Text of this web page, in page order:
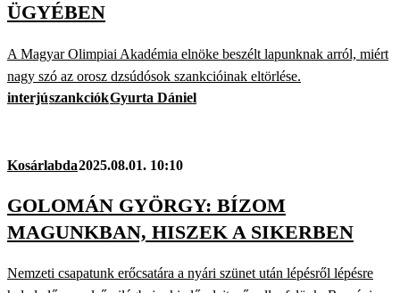
ÜGYÉBEN
A Magyar Olimpiai Akadémia elnöke beszélt lapunknak arról, miért
nagy szó az orosz dzsúdósok szankcióinak eltörlése.
interjúszankciókGyurta Dániel
Kosárlabda2025.08.01. 10:10
GOLOMÁN GYÖRGY: BÍZOM
MAGUNKBAN, HISZEK A SIKERBEN
Nemzeti csapatunk erőcsatára a nyári szünet után lépésről lépésre